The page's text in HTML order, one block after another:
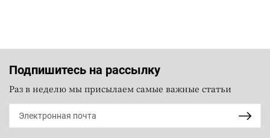
Подпишитесь на рассылку
Раз в неделю мы присылаем самые важные статьи